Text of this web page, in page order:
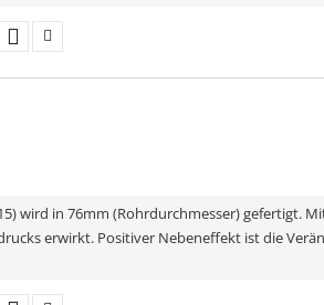
wird in 76mm (Rohrdurchmesser) gefertigt.
erwirkt. Positiver Nebeneffekt ist die